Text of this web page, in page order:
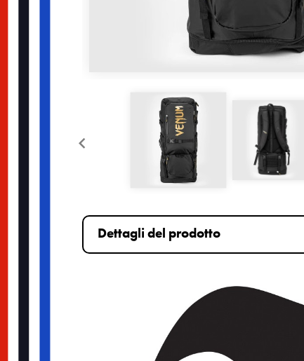
Dettagli del prodotto